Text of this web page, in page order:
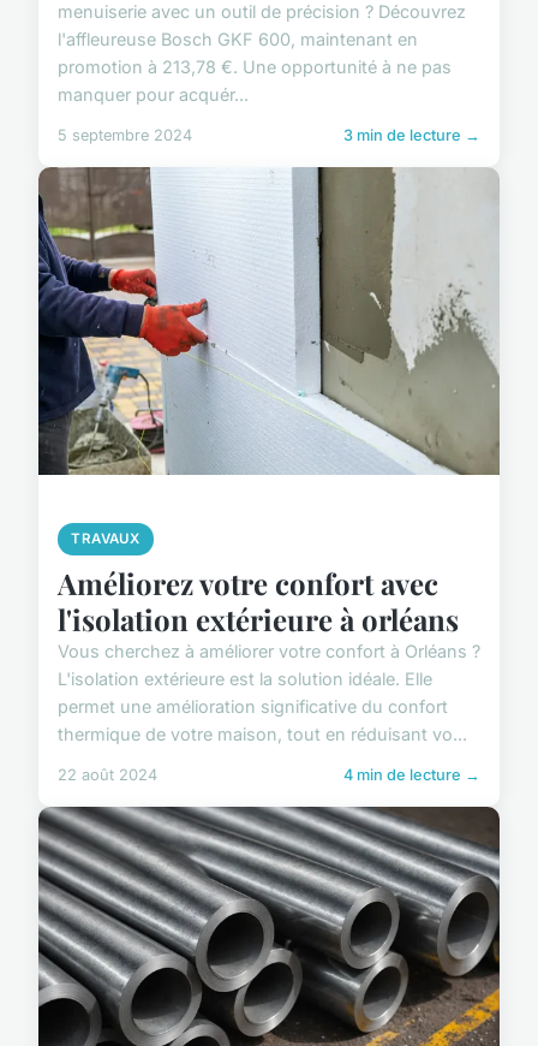
menuiserie avec un outil de précision ? Découvrez
l'affleureuse Bosch GKF 600, maintenant en
promotion à 213,78 €. Une opportunité à ne pas
manquer pour acquér...
5 septembre 2024 3 min de lecture →
TRAVAUX
Améliorez votre confort avec
l'isolation extérieure à orléans
Vous cherchez à améliorer votre confort à Orléans ?
L'isolation extérieure est la solution idéale. Elle
permet une amélioration significative du confort
thermique de votre maison, tout en réduisant vo...
22 août 2024 4 min de lecture →